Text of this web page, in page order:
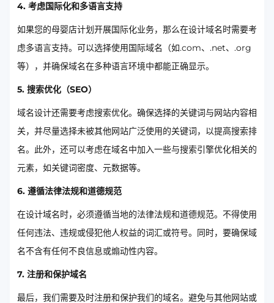
4. 考虑国际化和多语言支持
如果您的母婴店计划开展国际化业务，那么在设计域名时需要考
虑多语言支持。可以选择使用国际域名（如.com、.net、.org
等），并确保域名在多种语言环境中都能正确显示。
5. 搜索优化（SEO）
域名设计还需要考虑搜索优化。确保选择的关键词与网站内容相
关，并尽量选择未被其他网站广泛使用的关键词，以提高搜索排
名。此外，还可以考虑在域名中加入一些与搜索引擎优化相关的
元素，如关键词密度、元数据等。
6. 遵循法律法规和道德规范
在设计域名时，必须遵循当地的法律法规和道德规范。不得使用
任何违法、违规或侵犯他人权益的词汇或符号。同时，要确保域
名不含有任何不良信息或煽动性内容。
7. 注册和保护域名
最后，我们需要及时注册和保护我们的域名。避免与其他网站或